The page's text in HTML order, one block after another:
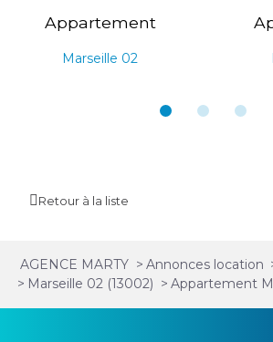
Appartement
Marseille 02
Retour à la liste
AGENCE MARTY > Annonces location
> Marseille 02 (13002) > Appartement